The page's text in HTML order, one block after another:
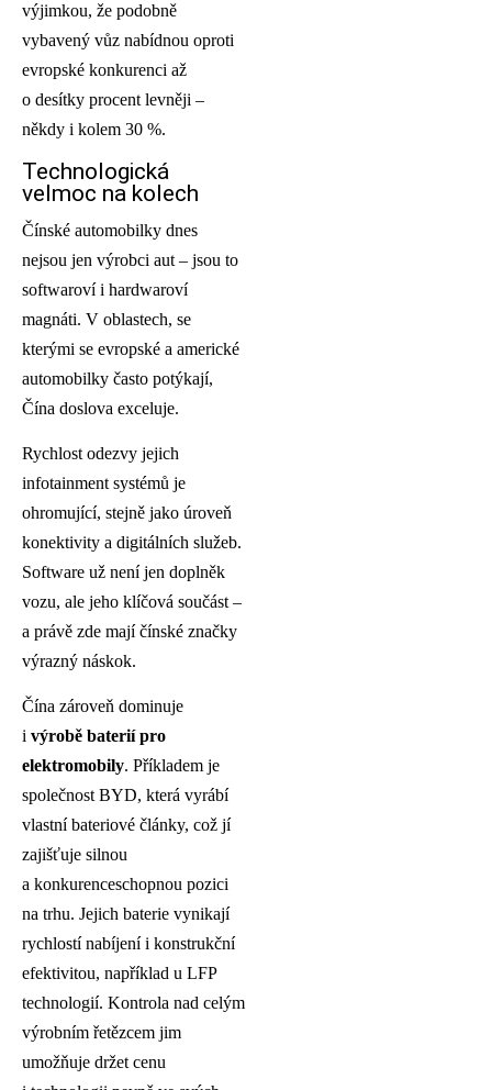
výjimkou, že podobně
vybavený vůz nabídnou oproti
evropské konkurenci až
o desítky procent levněji –
někdy i kolem 30 %.
Technologická
velmoc na kolech
Čínské automobilky dnes
nejsou jen výrobci aut – jsou to
softwaroví i hardwaroví
magnáti. V oblastech, se
kterými se evropské a americké
automobilky často potýkají,
Čína doslova exceluje.
Rychlost odezvy jejich
infotainment systémů je
ohromující, stejně jako úroveň
konektivity a digitálních služeb.
Software už není jen doplněk
vozu, ale jeho klíčová součást –
a právě zde mají čínské značky
výrazný náskok.
Čína zároveň dominuje
i výrobě baterií pro
elektromobily. Příkladem je
společnost BYD, která vyrábí
vlastní bateriové články, což jí
zajišťuje silnou
a konkurenceschopnou pozici
na trhu. Jejich baterie vynikají
rychlostí nabíjení i konstrukční
efektivitou, například u LFP
technologií. Kontrola nad celým
výrobním řetězcem jim
umožňuje držet cenu